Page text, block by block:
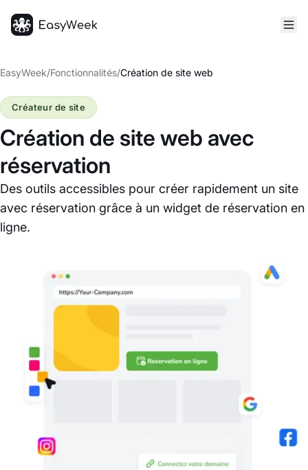
EasyWeek/Fonctionnalités/Création de site web
Création de site web avec
réservation
Des outils accessibles pour créer rapidement un site
avec réservation grâce à un widget de réservation en
ligne.
Créateur de site